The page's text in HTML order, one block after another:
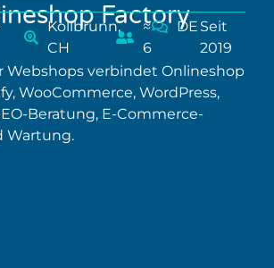
Factory
Kollbrunn,
CH
≈
6
DE Seit
2019
Webshops verbindet Onlineshop
WooCommerce, WordPress,
Beratung, E-Commerce-
Wartung.